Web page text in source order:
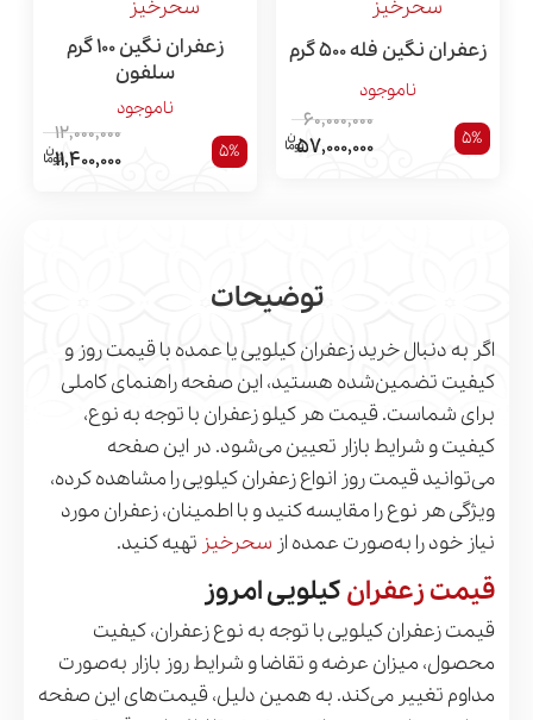
زعفران نگین فله 500 گرم
ناموجود
5%
60,000,000
57,000,000
زعفران نگین 100 گرم
سلفون
ناموجود
5%
12,000,000
11,400,000
توضیحات
اگر به دنبال خرید زعفران کیلویی یا عمده با قیمت روز و
کیفیت تضمین‌شده هستید، این صفحه راهنمای کاملی
برای شماست. قیمت هر کیلو زعفران با توجه به نوع،
کیفیت و شرایط بازار تعیین می‌شود. در این صفحه
می‌توانید قیمت روز انواع زعفران کیلویی را مشاهده کرده،
ویژگی هر نوع را مقایسه کنید و با اطمینان، زعفران مورد
نیاز خود را به‌صورت عمده از سحرخیز تهیه کنید.
قیمت زعفران کیلویی امروز
قیمت زعفران کیلویی با توجه به نوع زعفران، کیفیت
محصول، میزان عرضه و تقاضا و شرایط روز بازار به‌صورت
مداوم تغییر می‌کند. به همین دلیل، قیمت‌های این صفحه